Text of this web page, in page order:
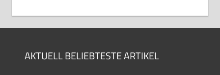
AKTUELL BELIEBTESTE ARTIKEL